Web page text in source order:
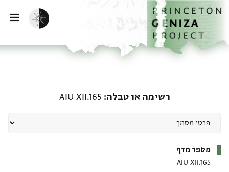
דילוג לתוכן
דף הבית
הפעלת מצב כהה
רשימה או טבלה AIU XII.165
מספר מדף
AIU XII.165